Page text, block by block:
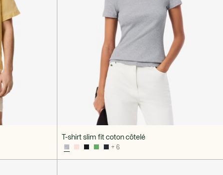
T-shirt slim fit coton côtelé
+ 6